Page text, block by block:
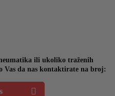
ili ukoliko traženih
Vas da nas kontaktirate na broj: